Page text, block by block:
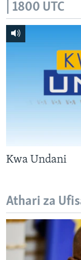
| 1800 UTC
Kwa Undani
Athari za